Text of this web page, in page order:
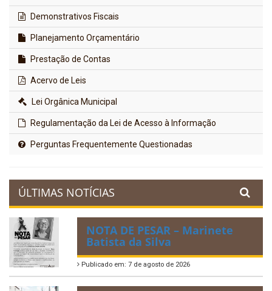
Demonstrativos Fiscais
Planejamento Orçamentário
Prestação de Contas
Acervo de Leis
Lei Orgânica Municipal
Regulamentação da Lei de Acesso à Informação
Perguntas Frequentemente Questionadas
ÚLTIMAS NOTÍCIAS
NOTA DE PESAR – Marinete
Batista da Silva
Publicado em: 7 de agosto de 2026